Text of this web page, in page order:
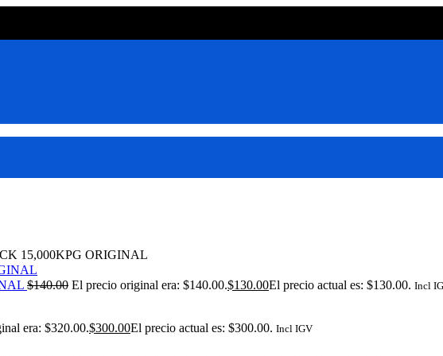
15,000KPG ORIGINAL
$140.00 El precio original era: $140.00.$130.00El precio actual es: $130.00. Incl
era: $320.00.$300.00El precio actual es: $300.00. Incl IGV